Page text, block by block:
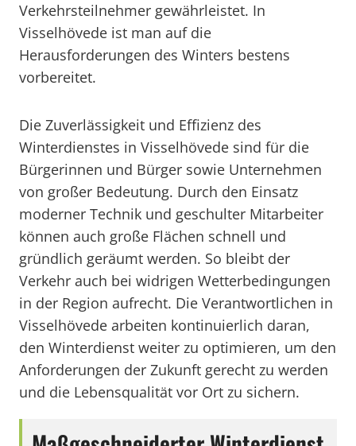
Verkehrsteilnehmer gewährleistet. In
Visselhövede ist man auf die
Herausforderungen des Winters bestens
vorbereitet.
Die Zuverlässigkeit und Effizienz des
Winterdienstes in Visselhövede sind für die
Bürgerinnen und Bürger sowie Unternehmen
von großer Bedeutung. Durch den Einsatz
moderner Technik und geschulter Mitarbeiter
können auch große Flächen schnell und
gründlich geräumt werden. So bleibt der
Verkehr auch bei widrigen Wetterbedingungen
in der Region aufrecht. Die Verantwortlichen in
Visselhövede arbeiten kontinuierlich daran,
den Winterdienst weiter zu optimieren, um den
Anforderungen der Zukunft gerecht zu werden
und die Lebensqualität vor Ort zu sichern.